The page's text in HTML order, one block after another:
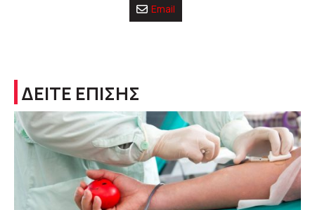
Email
ΔΕΙΤΕ ΕΠΙΣΗΣ